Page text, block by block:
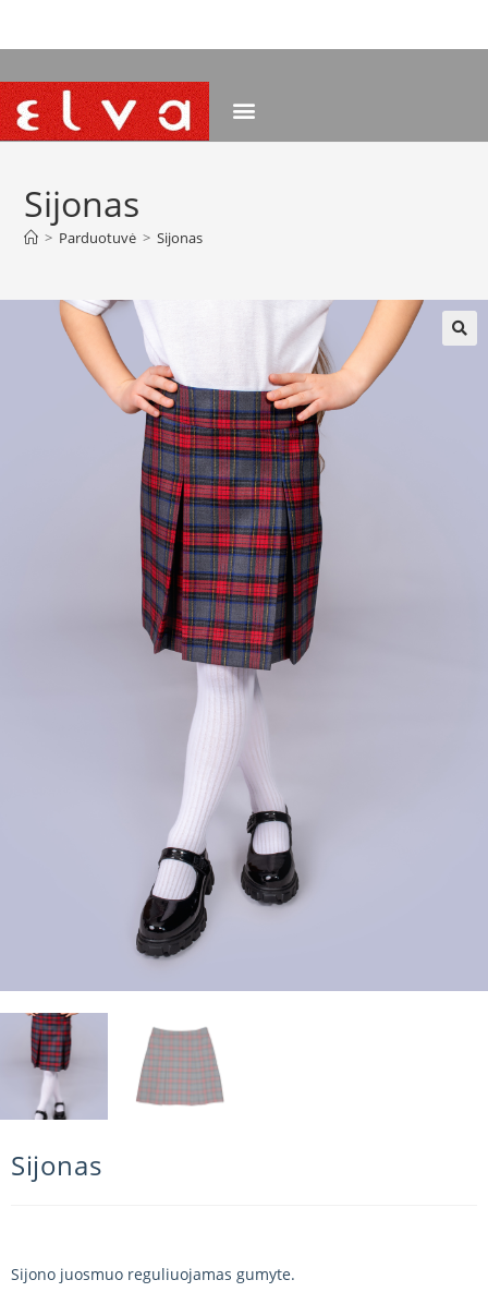
Sijonas
> Parduotuvė > Sijonas
Sijonas
Sijono juosmuo reguliuojamas gumyte.